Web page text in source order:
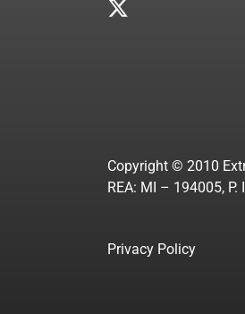
Copyright © 2010
REA: MI – 194005,
Privacy Policy